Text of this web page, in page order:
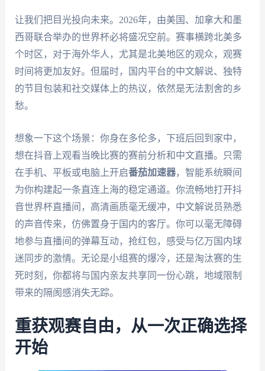
让我们把目光投向未来。2026年，由美国、加拿大和墨
西哥联合举办的世界杯必将盛况空前。赛事横跨北美多
个时区，对于海外华人，尤其是北美地区的观众，观赛
时间将更加友好。但届时，国内平台的中文解说、独特
的节目包装和社交媒体上的热议，依然是无法割舍的乡
愁。
想象一下这个场景：你身在多伦多，下班后回到家中，
想在抖音上观看当晚比赛的赛前分析和中文直播。只需
在手机、平板或电脑上开启番茄加速器，智能系统瞬间
为你构建起一条直连上海的稳定通道。你流畅地打开抖
音世界杯直播间，高清画质毫无缓冲，中文解说员熟悉
的声音传来，仿佛置身于国内的客厅。你可以毫无障碍
地参与直播间的弹幕互动，抢红包，感受与亿万国内球
迷同步的激情。无论是小组赛的爆冷，还是淘汰赛的生
死时刻，你都将与国内亲友共享同一份心跳，地域限制
带来的隔阂感消失无踪。
重获观赛自由，从一次正确选择
开始